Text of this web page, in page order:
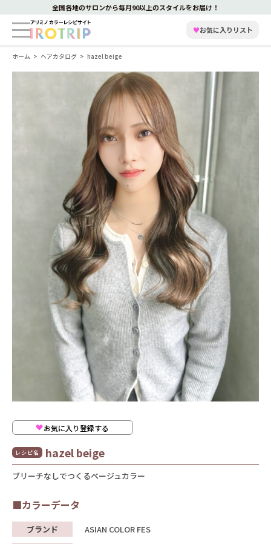
全国各地のサロンから毎月90以上のスタイルをお届け！
♥お気に入りリスト
ホーム ヘアカタログ hazel beige
お気に入り登録する
レシピ名 hazel beige
ブリーチなしでつくるベージュカラー
■カラーデータ
ブランド
ASIAN COLOR FES